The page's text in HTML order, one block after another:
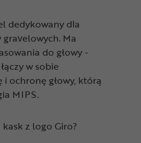
dedykowany dla
Ma
do głowy -
w sobie
ochronę głowy, którą
MIPS.
z logo Giro?